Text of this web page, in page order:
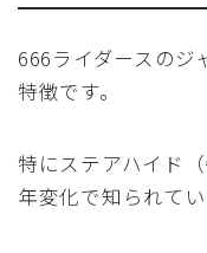
666ライダースのジ
特徴です。
特にステアハイド
年変化で知られてい